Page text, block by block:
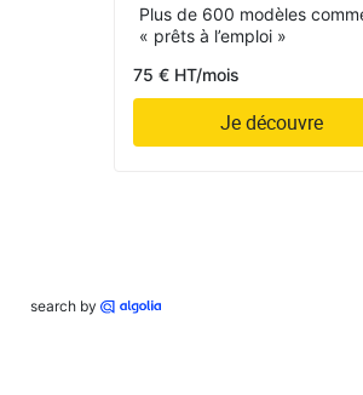
Plus de 600 modèles
« prêts à l’emploi »
75 € HT/mois
Je découvre
search by